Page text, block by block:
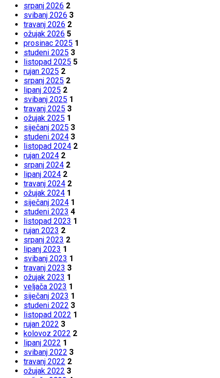
srpanj 2026 2
svibanj 2026 3
travanj 2026 2
ožujak 2026 5
prosinac 2025 1
studeni 2025 3
listopad 2025 5
rujan 2025 2
srpanj 2025 2
lipanj 2025 2
svibanj 2025 1
travanj 2025 3
ožujak 2025 1
siječanj 2025 3
studeni 2024 3
listopad 2024 2
rujan 2024 2
srpanj 2024 2
lipanj 2024 2
travanj 2024 2
ožujak 2024 1
siječanj 2024 1
studeni 2023 4
listopad 2023 1
rujan 2023 2
srpanj 2023 2
lipanj 2023 1
svibanj 2023 1
travanj 2023 3
ožujak 2023 1
veljača 2023 1
siječanj 2023 1
studeni 2022 3
listopad 2022 1
rujan 2022 3
kolovoz 2022 2
lipanj 2022 1
svibanj 2022 3
travanj 2022 2
ožujak 2022 3